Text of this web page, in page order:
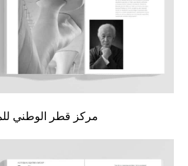
مركز قطر الوطني